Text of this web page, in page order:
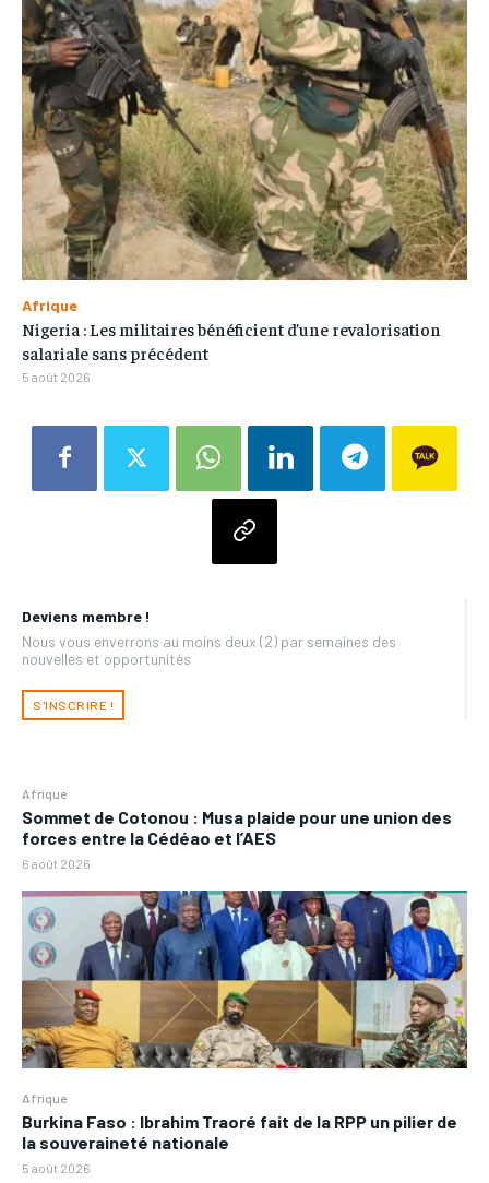
Deviens membre !
Nous vous enverrons au moins deux (2) par semaines des
nouvelles et opportunités
S'INSCRIRE !
Afrique
Sommet de Cotonou : Musa plaide pour une union des
forces entre la Cédéao et l’AES
6 août 2026
Afrique
Burkina Faso : Ibrahim Traoré fait de la RPP un pilier de
la souveraineté nationale
5 août 2026
Afrique
Nigeria : Les militaires bénéficient d’une revalorisation
salariale sans précédent
5 août 2026